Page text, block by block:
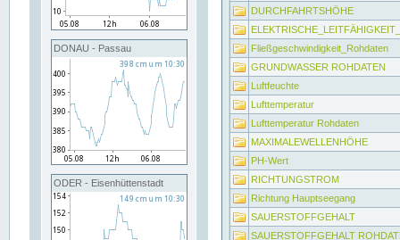
DONAU - Passau
ODER - Eisenhüttenstadt
DURCHFAHRTSHÖHE
Fließgeschwindigkeit_Rohdaten
GRUNDWASSER ROHDATEN
Luftfeuchte
Lufttemperatur
Lufttemperatur Rohdaten
MAXIMALEWELLENHÖHE
PH-Wert
RICHTUNGSTROM
Richtung Hauptseegang
SAUERSTOFFGEHALT
SAUERSTOFFGEHALT